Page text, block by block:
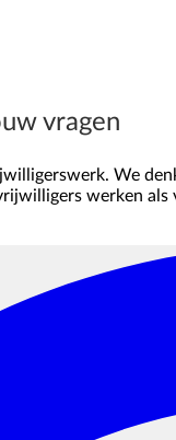
vragen
We
werken